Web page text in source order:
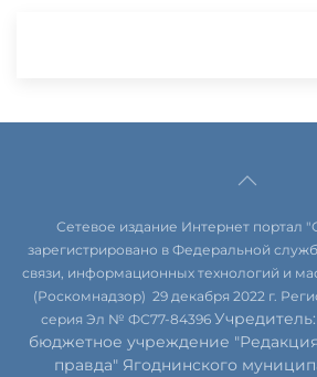
Сетевое издание Интернет портал
зарегистрировано в Федеральной
связи, информационных технологий и
(Роскомнадзор) 29 декабря 2022 г.
серия Эл № ФС77-84396
бюджетное учреждение
правда" Ягоднинского